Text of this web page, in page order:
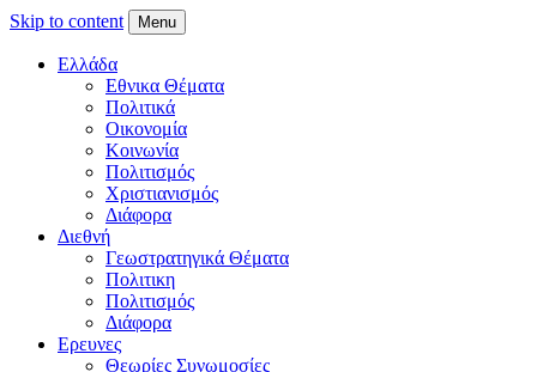
Skip to content Menu
Ελλάδα
Εθνικα Θέματα
Πολιτικά
Οικονομία
Κοινωνία
Πολιτισμός
Χριστιανισμός
Διάφορα
Διεθνή
Γεωστρατηγικά Θέματα
Πολιτικη
Πολιτισμός
Διάφορα
Ερευνες
Θεωρίες Συνωμοσίες